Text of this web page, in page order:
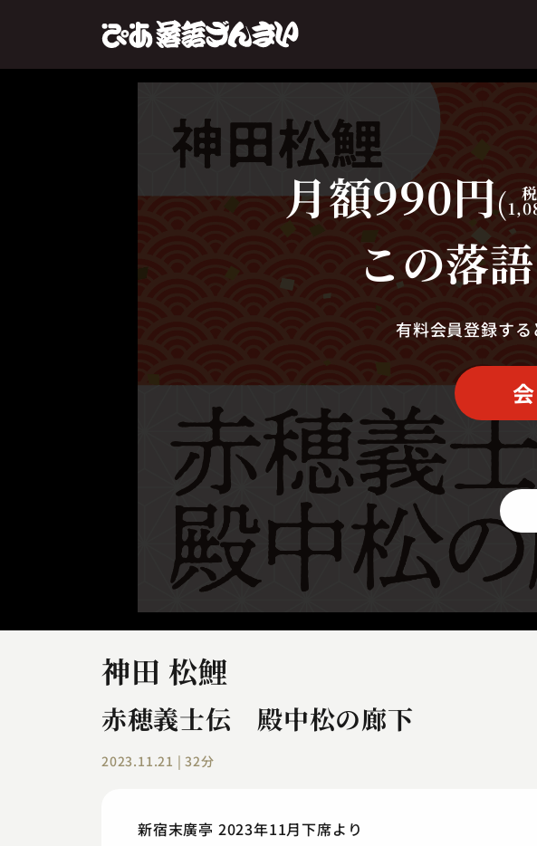
芸人からさがす
演目 からさがす
上演時間からさ
月額990円(
この落
有料会員登録する
神田 松鯉
赤穂義士伝 殿中松の廊下
2023.11.21 | 32分
新宿末廣亭 2023年11月下席より